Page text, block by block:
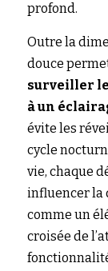
profond.
Outre la
surveiller
à un
évite les
cycle
vie, chaque
influencer la
comme un
croisée de